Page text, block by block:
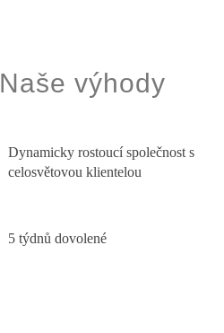
Naše výhody
Dynamicky rostoucí společnost s
celosvětovou klientelou
5 týdnů dovolené